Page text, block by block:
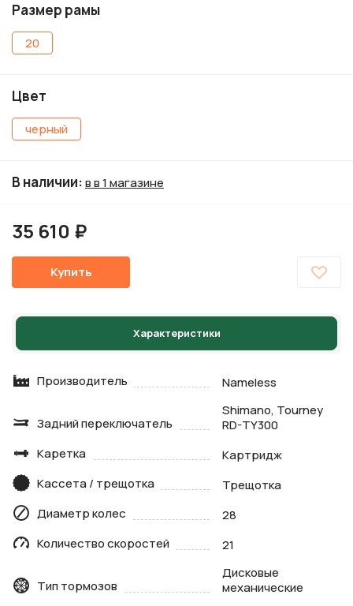
Размер рамы
20
Цвет
черный
В наличии:в в 1 магазине
35 610 ₽
Купить
Характеристики
Производитель Nameless
Задний переключатель
Shimano, Tourney
RD-TY300
Каретка
Картридж
Кассета / трещотка
Трещотка
Диаметр колес
28
Количество скоростей
21
Тип тормозов
Дисковые
механические